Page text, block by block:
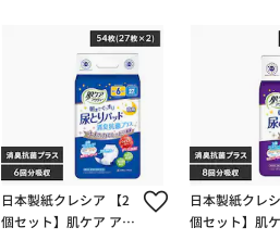
日本製紙クレシア 【2
個セット】肌ケア アク
日本製紙クレ
個セット】肌